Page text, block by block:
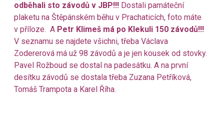
odběhali sto závodů v JBP!!! Dostali památeční
plaketu na Štěpánském běhu v Prachaticích, foto máte
v příloze. A Petr Klimeš má po Klekuli 150 závodů!!!
V seznamu se najdete všichni, třeba Václava
Zodererová má už 98 závodů a je jen kousek od stovky.
Pavel Rožboud se dostal na padesátku. A na první
desítku závodů se dostala třeba Zuzana Petříková,
Tomáš Trampota a Karel Říha.